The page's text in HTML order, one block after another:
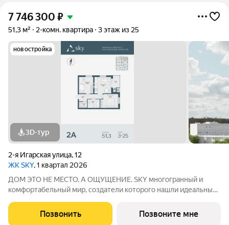
7 746 300 ₽
51,3 м² 2-комн. квартира 3 этаж из 25
новостройка
3D-тур
2-я Игарская улица,12
ЖК SKY, 1 квартал 2026
ДОМ ЭТО НЕ МЕСТО, А ОЩУЩЕНИЕ. SKY многогранный и
комфортабельный мир, создатели которого нашли идеальный
комфортом современных инженерных систем и уютом
тщательно продуманной инфраструктуры.
Позвонить Позвоните мне